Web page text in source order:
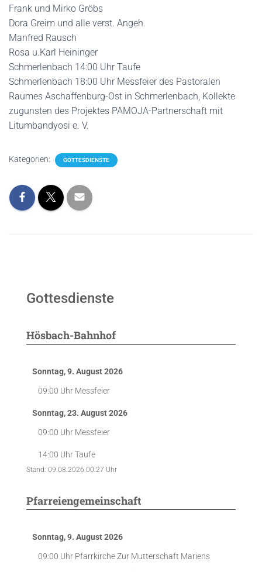
Frank und Mirko Gröbs
Dora Greim und alle verst. Angeh.
Manfred Rausch
Rosa u.Karl Heininger
Schmerlenbach 14:00 Uhr Taufe
Schmerlenbach 18:00 Uhr Messfeier des Pastoralen
Raumes Aschaffenburg-Ost in Schmerlenbach, Kollekte
zugunsten des Projektes PAMOJA-Partnerschaft mit
Litumbandyosi e. V.
Kategorien: GOTTESDIENSTE
Gottesdienste
Hösbach-Bahnhof
Sonntag, 9. August 2026
09:00 Uhr Messfeier
Sonntag, 23. August 2026
09:00 Uhr Messfeier
14:00 UhrTaufe
Stand: 09.08.2026 00:27 Uhr
Pfarreiengemeinschaft
Sonntag, 9. August 2026
09:00 Uhr Pfarrkirche Zur Mutterschaft Mariens